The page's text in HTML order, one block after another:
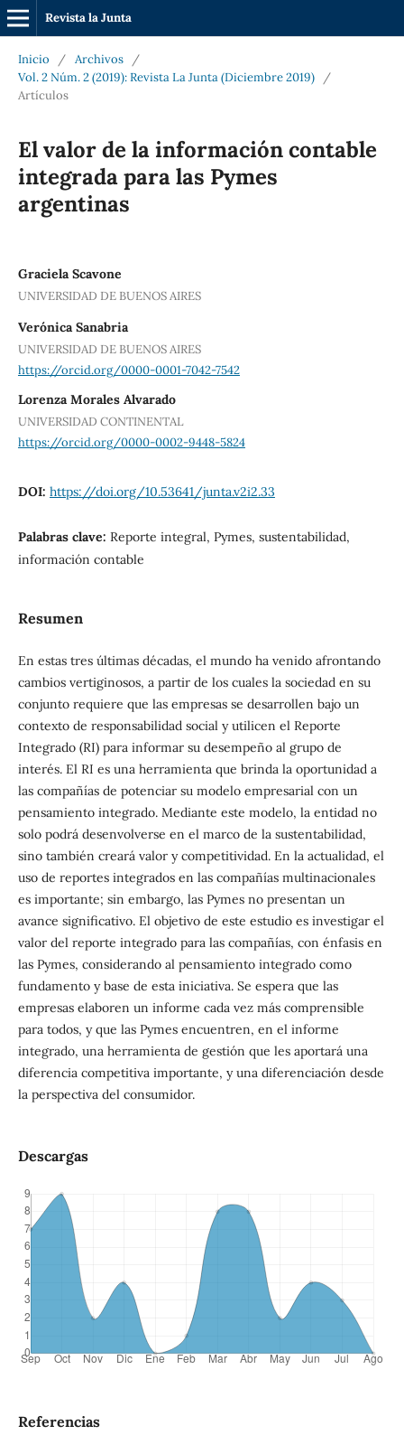
Revista la Junta
Inicio / Archivos
/
Vol. 2 Núm. 2 (2019): Revista La Junta (Diciembre 2019)
/
Artículos
El valor de la información contable
integrada para las Pymes
argentinas
Graciela Scavone
UNIVERSIDAD DE BUENOS AIRES
Verónica Sanabria
UNIVERSIDAD DE BUENOS AIRES
https://orcid.org/0000-0001-7042-7542
Lorenza Morales Alvarado
UNIVERSIDAD CONTINENTAL
https://orcid.org/0000-0002-9448-5824
DOI: https://doi.org/10.53641/junta.v2i2.33
Palabras clave: Reporte integral, Pymes, sustentabilidad,
información contable
Resumen
En estas tres últimas décadas, el mundo ha venido afrontando
cambios vertiginosos, a partir de los cuales la sociedad en su
conjunto requiere que las empresas se desarrollen bajo un
contexto de responsabilidad social y utilicen el Reporte
Integrado (RI) para informar su desempeño al grupo de
interés. El RI es una herramienta que brinda la oportunidad a
las compañías de potenciar su modelo empresarial con un
pensamiento integrado. Mediante este modelo, la entidad no
solo podrá desenvolverse en el marco de la sustentabilidad,
sino también creará valor y competitividad. En la actualidad, el
uso de reportes integrados en las compañías multinacionales
es importante; sin embargo, las Pymes no presentan un
avance significativo. El objetivo de este estudio es investigar el
valor del reporte integrado para las compañías, con énfasis en
las Pymes, considerando al pensamiento integrado como
fundamento y base de esta iniciativa. Se espera que las
empresas elaboren un informe cada vez más comprensible
para todos, y que las Pymes encuentren, en el informe
integrado, una herramienta de gestión que les aportará una
diferencia competitiva importante, y una diferenciación desde
la perspectiva del consumidor.
Descargas
Referencias